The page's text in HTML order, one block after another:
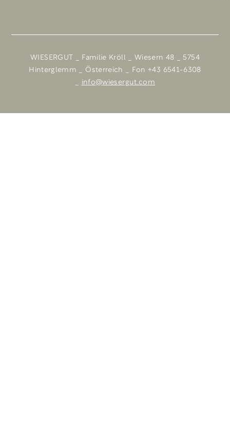
WIESERGUT _ Familie Kröll _ Wiesern 48 _ 5754
Hinterglemm _ Österreich _ Fon +43 6541-6308
info@wiesergut.com